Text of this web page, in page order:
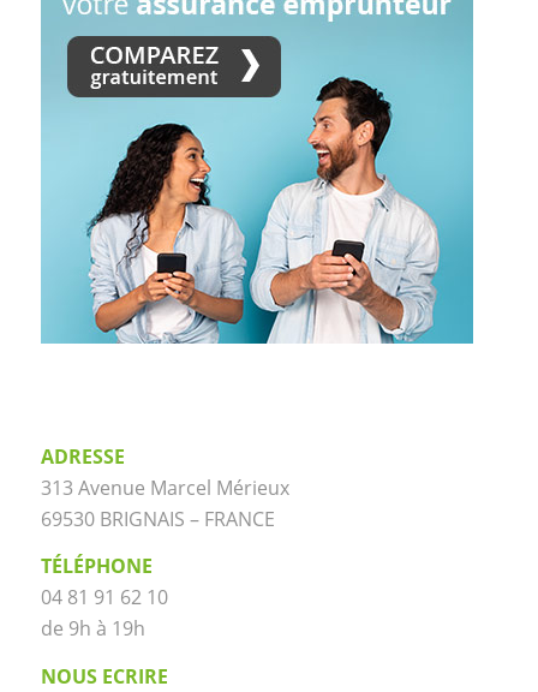
ADRESSE
313 Avenue Marcel Mérieux
69530 BRIGNAIS – FRANCE
TÉLÉPHONE
04 81 91 62 10
de 9h à 19h
NOUS ECRIRE